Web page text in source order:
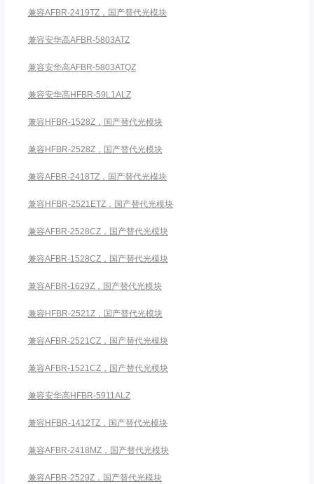
兼容AFBR-2419TZ，国产替代光模块
兼容安华高AFBR-5803ATZ
兼容安华高AFBR-5803ATQZ
兼容安华高HFBR-59L1ALZ
兼容HFBR-1528Z，国产替代光模块
兼容HFBR-2528Z，国产替代光模块
兼容AFBR-2418TZ，国产替代光模块
兼容HFBR-2521ETZ，国产替代光模块
兼容AFBR-2528CZ，国产替代光模块
兼容AFBR-1528CZ，国产替代光模块
兼容AFBR-1629Z，国产替代光模块
兼容HFBR-2521Z，国产替代光模块
兼容AFBR-2521CZ，国产替代光模块
兼容AFBR-1521CZ，国产替代光模块
兼容安华高HFBR-5911ALZ
兼容HFBR-1412TZ，国产替代光模块
兼容AFBR-2418MZ，国产替代光模块
兼容AFBR-2529Z，国产替代光模块